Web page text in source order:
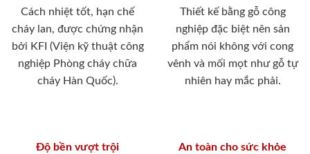
Cách nhiệt tốt, hạn chế
cháy lan, được chứng nhận
bởi KFI (Viện kỹ thuật công
nghiệp Phòng cháy chữa
cháy Hàn Quốc).
Thiết kế bằng gỗ công
nghiệp đặc biệt nên sản
phẩm nói không với cong
vênh và mối mọt như gỗ tự
nhiên hay mắc phải.
Độ bền vượt trội An toàn cho sức khỏe